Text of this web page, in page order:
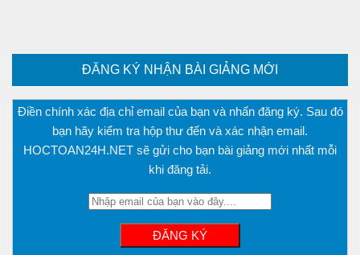
ĐĂNG KÝ NHẬN BÀI GIẢNG MỚI
Điền chính xác địa chỉ email của bạn và nhấn đăng ký. Sau đó
bạn hãy kiểm tra hộp thư đến và xác nhận email.
HOCTOAN24H.NET sẽ gửi cho bạn bài giảng mới nhất mỗi
khi đăng tải.